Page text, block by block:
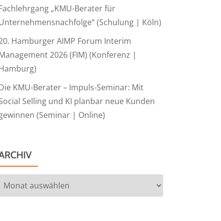
„KMU-Berater für
(Schulung | Köln)
Hamburger AIMP Forum Interim
2026 (FIM) (Konferenz |
KMU-Berater – Impuls-Seminar: Mit
Selling und KI planbar neue Kunden
(Seminar | Online)
Archiv